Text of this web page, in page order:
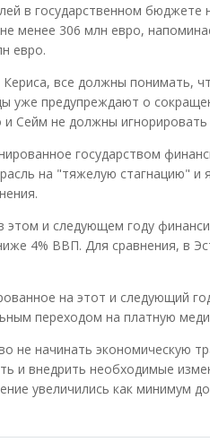
в государственном
менее 306 млн евро,
евро.
все должны понимать,
уже предупреждают о
и Сейм не должны игнорировать
государством
на "тяжелую стагнацию"
и следующем году
4% ВВП. Для сравнения, в
на этот и следующий
переходом на платную
не начинать экономическую
и внедрить необходимые
увеличились как минимум